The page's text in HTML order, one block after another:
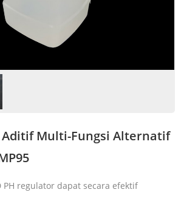
Aditif Multi-Fungsi Alternatif
PH regulator dapat secara efektif